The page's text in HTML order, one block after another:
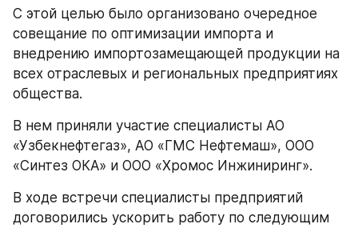
С этой целью было организовано очередное
совещание по оптимизации импорта и
внедрению импортозамещающей продукции на
всех отраслевых и региональных предприятиях
общества.
В нем приняли участие специалисты АО
«Узбекнефтегаз», АО «ГМС Нефтемаш», ООО
«Синтез ОКА» и ООО «Хромос Инжиниринг».
В ходе встречи специалисты предприятий
договорились ускорить работу по следующим